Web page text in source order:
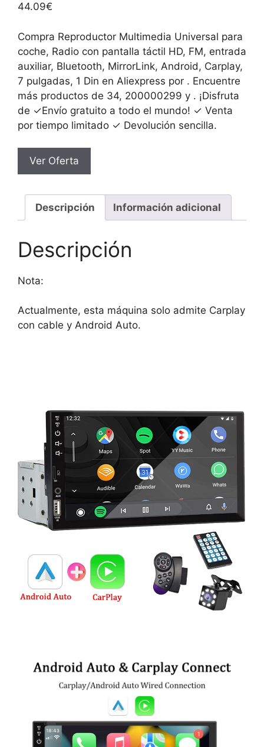
44.09€
Compra Reproductor Multimedia Universal para
coche, Radio con pantalla táctil HD, FM, entrada
auxiliar, Bluetooth, MirrorLink, Android, Carplay,
7 pulgadas, 1 Din en Aliexpress por . Encuentre
más productos de 34, 200000299 y . ¡Disfruta
de ✓Envío gratuito a todo el mundo! ✓ Venta
por tiempo limitado ✓ Devolución sencilla.
Ver Oferta
Descripción Información adicional
Descripción
Nota:
Actualmente, esta máquina solo admite Carplay
con cable y Android Auto.